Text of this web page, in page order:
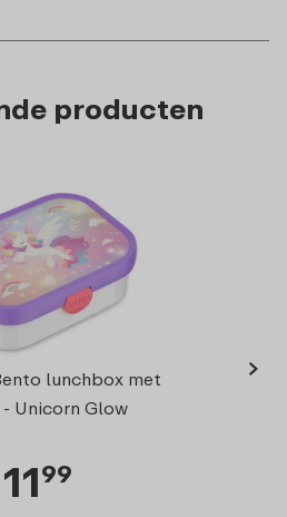
producten
lunchbox met
Unicorn Glow
1199
›